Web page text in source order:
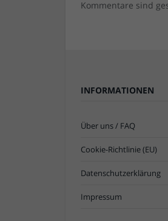
Kommentare sind
INFORMATIONEN
Über uns / FAQ
Cookie-Richtlinie (EU)
Datenschutzerklärung
Impressum